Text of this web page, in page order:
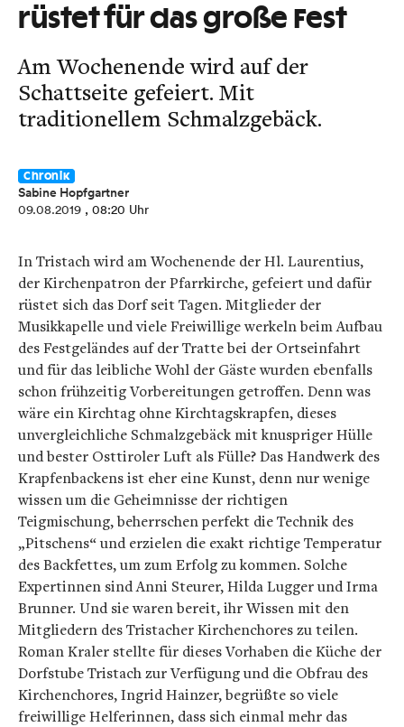
rüstet für das große Fest
Am Wochenende wird auf der
Schattseite gefeiert. Mit
traditionellem Schmalzgebäck.
Chronik
Sabine Hopfgartner
09.08.2019 , 08:20 Uhr
In Tristach wird am Wochenende der Hl. Laurentius,
der Kirchenpatron der Pfarrkirche, gefeiert und dafür
rüstet sich das Dorf seit Tagen. Mitglieder der
Musikkapelle und viele Freiwillige werkeln beim Aufbau
des Festgeländes auf der Tratte bei der Ortseinfahrt
und für das leibliche Wohl der Gäste wurden ebenfalls
schon frühzeitig Vorbereitungen getroffen. Denn was
wäre ein Kirchtag ohne Kirchtagskrapfen, dieses
unvergleichliche Schmalzgebäck mit knuspriger Hülle
und bester Osttiroler Luft als Fülle? Das Handwerk des
Krapfenbackens ist eher eine Kunst, denn nur wenige
wissen um die Geheimnisse der richtigen
Teigmischung, beherrschen perfekt die Technik des
„Pitschens“ und erzielen die exakt richtige Temperatur
des Backfettes, um zum Erfolg zu kommen. Solche
Expertinnen sind Anni Steurer, Hilda Lugger und Irma
Brunner. Und sie waren bereit, ihr Wissen mit den
Mitgliedern des Tristacher Kirchenchores zu teilen.
Roman Kraler stellte für dieses Vorhaben die Küche der
Dorfstube Tristach zur Verfügung und die Obfrau des
Kirchenchores, Ingrid Hainzer, begrüßte so viele
freiwillige Helferinnen, dass sich einmal mehr das